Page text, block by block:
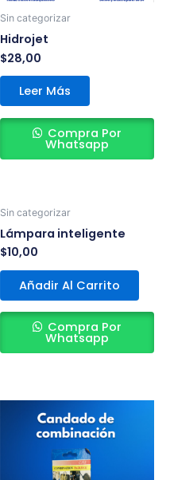
Sin categorizar
Hidrojet
$28,00
Leer Más
Compra Por
Whatsapp
Sin categorizar
Lámpara inteligente
$10,00
Añadir Al Carrito
Compra Por
Whatsapp